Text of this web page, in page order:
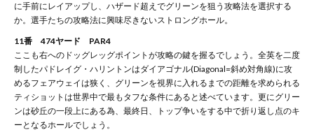
に手前にレイアップし、ハザード超えでグリーンを狙う攻略法を選択する
か。選手たちの攻略法に興味尽きないストロングホール。
11番 474ヤード PAR4
ここも右へのドッグレッグポイントが攻略の鍵を握るでしょう。全英を二度
制したパドレイグ・ハリントンはダイアゴナル(Diagonal=斜め対角線)に攻
めるフェアウェイは狭く、グリーンを視界に入れるまでの距離を求められる
ティショットは世界中で最もタフな条件にあると述べています。更にグリー
ンは砂丘の一段上にある為、最終日、トップ争いをする中で折り返し点のキ
ーとなるホールでしょう。